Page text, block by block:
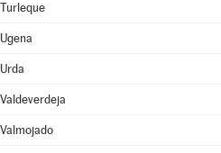
Turleque
Ugena
Urda
Valdeverdeja
Valmojado